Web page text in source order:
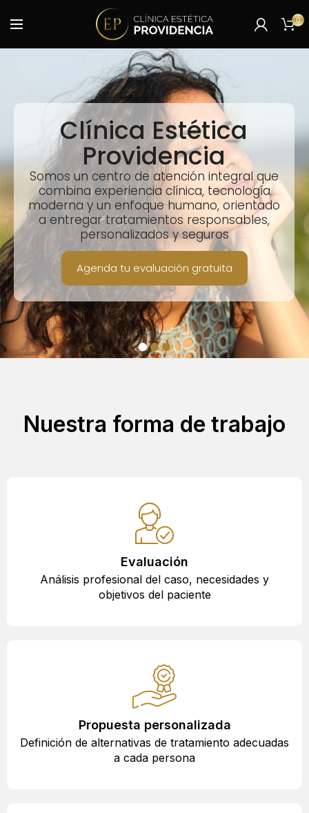
0
Somos un centro de atención integral que
combina experiencia clínica, tecnología
moderna y un enfoque humano, orientado
a entregar tratamientos responsables,
personalizados y seguros
Clínica Estética
Providencia
Agenda tu evaluación gratuita
Nuestra forma de trabajo
Evaluación
Análisis profesional del caso, necesidades y
objetivos del paciente
Propuesta personalizada
Definición de alternativas de tratamiento adecuadas
a cada persona